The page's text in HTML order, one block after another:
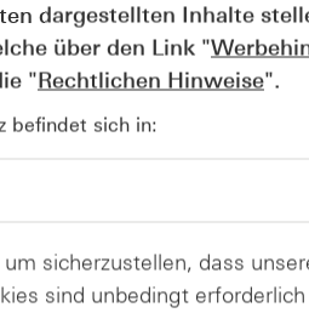
Der Blick ins
Kündigungen
vom 04.08.2026
dargestellten Inhalte
über den Link "
"Rechtlichen Hinweise".
befindet sich in:
sicherzustellen, dass
sind unbedingt